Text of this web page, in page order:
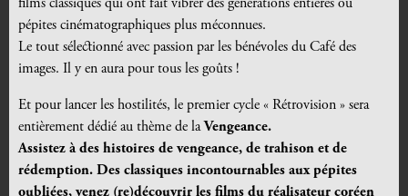
films classiques qui ont fait vibrer des générations entières ou
pépites cinématographiques plus méconnues.
Le tout sélectionné avec passion par les bénévoles du Café des
images. Il y en aura pour tous les goûts !
Et pour lancer les hostilités, le premier cycle « Rétrovision » sera
entièrement dédié au thème de la Vengeance.
Assistez à des histoires de vengeance, de trahison et de
rédemption. Des classiques incontournables aux pépites
oubliées, venez (re)découvrir les films du réalisateur coréen